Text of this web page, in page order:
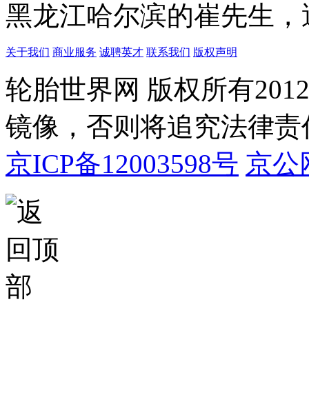
黑龙江哈尔滨的崔先生
关于我们 商业服务 诚聘英才 联系我们 版权声明
轮胎世界网 版权所有
镜像，否则将追究法律责
京ICP备12003598号 京公